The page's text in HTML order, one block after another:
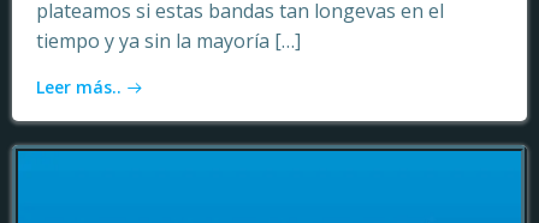
plateamos si estas bandas tan longevas en el
tiempo y ya sin la mayoría […]
Leer más..